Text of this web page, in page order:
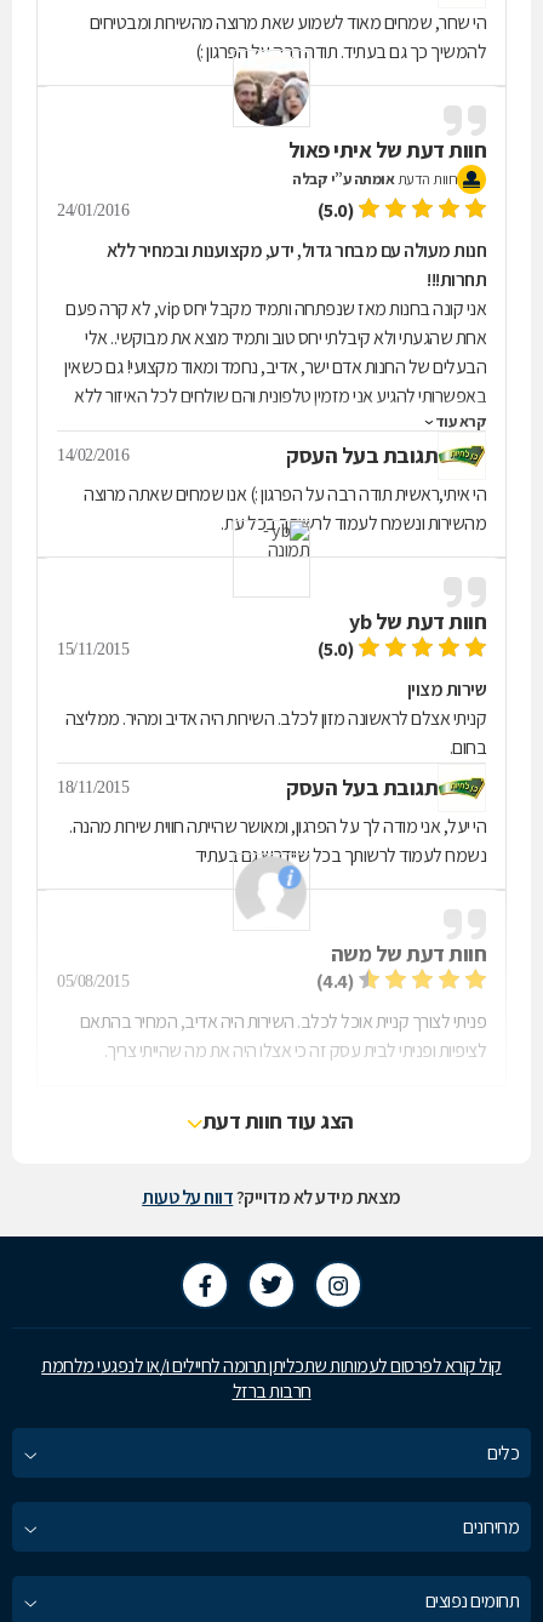
הי שחר, שמחים מאוד לשמוע שאת מרוצה מהשירות ומבטיחים
להמשיך כך גם בעתיד. תודה רבה על הפרגון :)
חוות דעת שלאיתי פאול
חוות הדעתאומתה ע”י קבלה
(5.0)
24/01/2016
חנות מעולה עם מבחר גדול, ידע, מקצוענות ובמחיר ללא
תחרות!!!
אני קונה בחנות מאז שנפתחה ותמיד מקבל יחס vip, לא קרה פעם
אחת שהגעתי ולא קיבלתי יחס טוב ותמיד מוצא את מבוקשי.. אלי
הבעלים של החנות אדם ישר, אדיב, נחמד ומאוד מקצועי! גם כשאין
באפשרותי להגיע אני מזמין טלפונית והם שולחים לכל האיזור ללא
חיוב ובאותו היום וכמובן המחירים.. פשוט ללא תחרות!!!
קרא עוד
תגובת בעל העסק 14/02/2016
הי איתי,ראשית תודה רבה על הפרגון :) אנו שמחים שאתה מרוצה
מהשירות ונשמח לעמוד לרשותך בכל עת.
חוות דעת שלyb
(5.0)
15/11/2015
שירות מצוין
קניתי אצלם לראשונה מזון לכלב. השירות היה אדיב ומהיר. ממליצה
בחום.
תגובת בעל העסק 18/11/2015
הי יעל, אני מודה לך על הפרגון, ומאושר שהייתה חווית שירות מהנה.
נשמח לעמוד לרשותך בכל שיידרש גם בעתיד
חוות דעת של משה
(4.4)
05/08/2015
פניתי לצורך קניית אוכל לכלב. השירות היה אדיב, המחיר בהתאם
לציפיות ופניתי לבית עסק זה כי אצלו היה את מה שהייתי צריך.
הצג עוד חוות דעת
מצאת מידע לא מדוייק?דווח על טעות
קול קורא לפרסום לעמותות שתכליתן תרומה לחיילים ו/או לנפגעי מלחמת
חרבות ברזל
כלים
מחירונים
תחומים נפוצים